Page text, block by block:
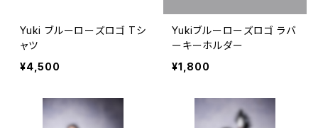
Yuki ブルーローズロゴ Tシ
ャツ
¥4,500
Yukiブルーローズロゴ ラバ
ーキーホルダー
¥1,800